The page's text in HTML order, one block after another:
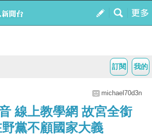
我的
訂閱
michael70d3n
線上教學網 故宮全銜
黨不顧國家大義